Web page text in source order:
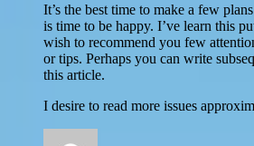
It’s the best time to make a few
is time to be happy. I’ve learn this
wish to recommend you few
or tips. Perhaps you can write
this article.
I desire to read more issues